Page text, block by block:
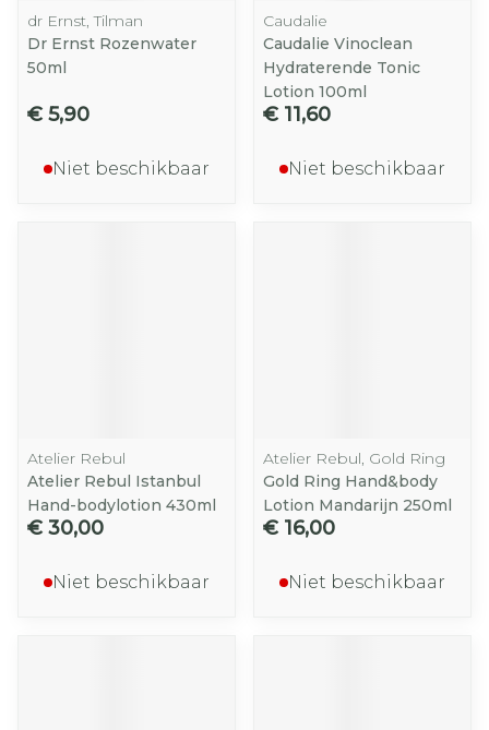
dr Ernst, Tilman
Dr Ernst Rozenwater
50ml
€ 5,90
Niet beschikbaar
Caudalie
Caudalie Vinoclean
Hydraterende Tonic
Lotion 100ml
€ 11,60
Niet beschikbaar
Atelier Rebul
Atelier Rebul Istanbul
Hand-bodylotion 430ml
€ 30,00
Niet beschikbaar
Atelier Rebul, Gold Ring
Gold Ring Hand&body
Lotion Mandarijn 250ml
€ 16,00
Niet beschikbaar